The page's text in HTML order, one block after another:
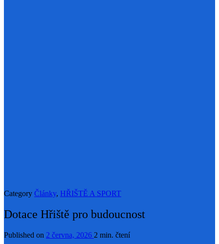
Category Články, HŘIŠTĚ A SPORT
Dotace Hřiště pro budoucnost
Published on 2 června, 2026 2 min. čtení